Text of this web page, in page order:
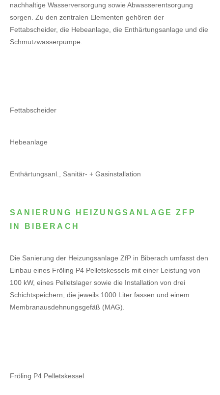
nachhaltige Wasserversorgung sowie Abwasserentsorgung
sorgen. Zu den zentralen Elementen gehören der
Fettabscheider, die Hebeanlage, die Enthärtungsanlage und die
Schmutzwasserpumpe.
Fettabscheider
Hebeanlage
Enthärtungsanl., Sanitär- + Gasinstallation
SANIERUNG HEIZUNGSANLAGE ZFP
IN BIBERACH
Die Sanierung der Heizungsanlage ZfP in Biberach umfasst den
Einbau eines Fröling P4 Pelletskessels mit einer Leistung von
100 kW, eines Pelletslager sowie die Installation von drei
Schichtspeichern, die jeweils 1000 Liter fassen und einem
Membranausdehnungsgefäß (MAG).
Fröling P4 Pelletskessel